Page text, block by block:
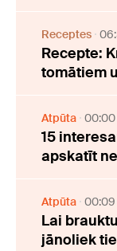
Receptes
Recepte:
tomātiem
Atpūta 00:00
15
apskatīt
Atpūta 00:09
Lai
jānoliek